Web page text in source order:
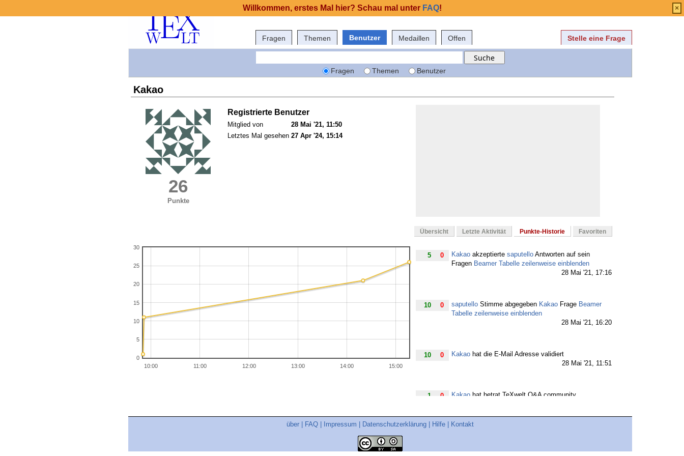
Fragen Themen Benutzer Medaillen Offen Stelle eine Frage
Fragen Themen Benutzer
Kakao
26
Punkte
Registrierte Benutzer
Mitglied von
28 Mai '21, 11:50
Letztes Mal gesehen 27 Apr '24, 15:14
Übersicht Letzte Aktivität Punkte-Historie Favoriten
10:00 11:00 12:00 13:00 14:00 15:00
0
5
10
15
20
25
30
5 0 Kakao akzeptierte saputello Antworten auf sein
Fragen Beamer Tabelle zeilenweise einblenden
28 Mai '21, 17:16
10 0 saputello Stimme abgegeben Kakao Frage Beamer
Tabelle zeilenweise einblenden
28 Mai '21, 16:20
10 0 Kakao hat die E-Mail Adresse validiert
28 Mai '21, 11:51
1 0 Kakao hat betrat TeXwelt Q&A community
über FAQ Impressum Datenschutzerklärung Hilfe Kontakt
Willkommen, erstes Mal hier? Schau mal unter FAQ! ×